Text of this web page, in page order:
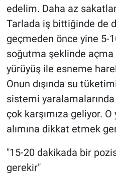
edelim. Daha az
Tarlada iş bittiğinde de
geçmeden önce yine 5-
soğutma şeklinde
yürüyüş ile esneme
Onun dışında su
sistemi
çok karşımıza geliyor. O
alımına dikkat etmek
"15-20 dakikada bir
gerekir"